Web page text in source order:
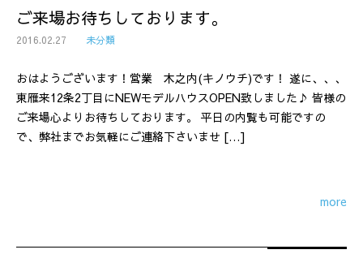
ご来場お待ちしております。
2016.02.27 未分類
おはようございます！営業 木之内(キノウチ)です！ 遂に、、、
東雁来12条2丁目にNEWモデルハウスOPEN致しました♪ 皆様の
ご来場心よりお待ちしております。 平日の内覧も可能ですの
で、弊社までお気軽にご連絡下さいませ […]
more